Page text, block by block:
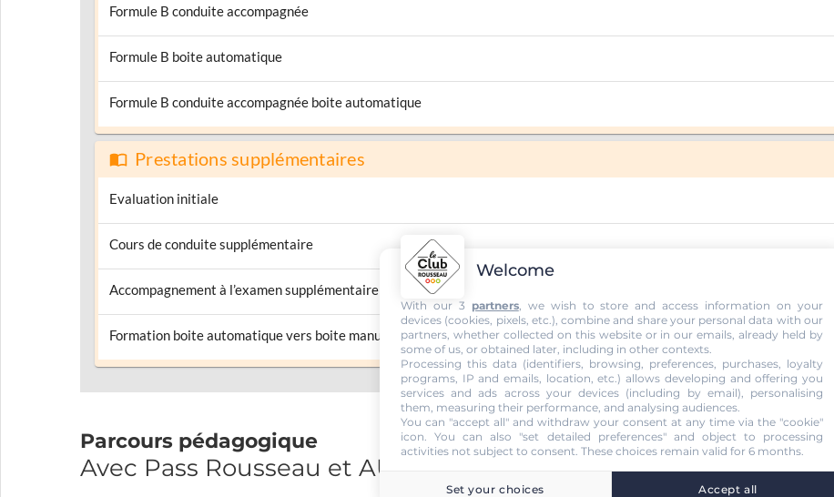
Formule B conduite accompagnée
Formule B boite automatique
Formule B conduite accompagnée boite automatique
Prestations supplémentaires
Evaluation initiale
Cours de conduite supplémentaire
Accompagnement à l’examen supplémentaire
Formation boite automatique vers boite manuelle (B78)
Parcours pédagogique
Avec Pass Rousseau et AUTO ECOLE DRIVE ON LEZIGNANAISE
Welcome
With our 3 partners, we wish to store and access information on your
devices (cookies, pixels, etc.), combine and share your personal data with our
partners, whether collected on this website or in our emails, already held by
some of us, or obtained later, including in other contexts.
Processing this data (identifiers, browsing, preferences, purchases, loyalty
programs, IP and emails, location, etc.) allows developing and offering you
services and ads across your devices (including by email), personalising
them, measuring their performance, and analysing audiences.
You can "accept all" and withdraw your consent at any time via the "cookie"
icon. You can also "set detailed preferences" and object to processing
activities not subject to consent. These choices remain valid for 6 months.
Set your choices Accept all